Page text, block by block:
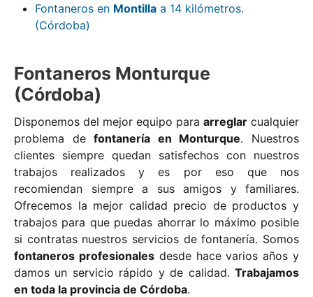
Fontaneros en Montilla a 14 kilómetros.
(Córdoba)
Fontaneros Monturque
(Córdoba)
Disponemos del mejor equipo para arreglar cualquier
problema defontanería en Monturque. Nuestros
clientes siempre quedan satisfechos con nuestros
trabajos realizados y es por eso que nos
recomiendan siempre a sus amigos y familiares.
Ofrecemos la mejor calidad precio de productos y
trabajos para que puedas ahorrar lo máximo posible
si contratas nuestros servicios de fontanería. Somos
fontaneros profesionalesdesde hace varios años y
damos un servicio rápido y de calidad. Trabajamos
en toda la provincia de Córdoba.